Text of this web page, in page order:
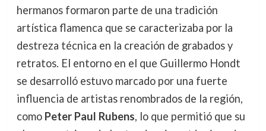
hermanos formaron parte de una tradición
artística flamenca que se caracterizaba por la
destreza técnica en la creación de grabados y
retratos. El entorno en el que Guillermo Hondt
se desarrolló estuvo marcado por una fuerte
influencia de artistas renombrados de la región,
como Peter Paul Rubens, lo que permitió que su